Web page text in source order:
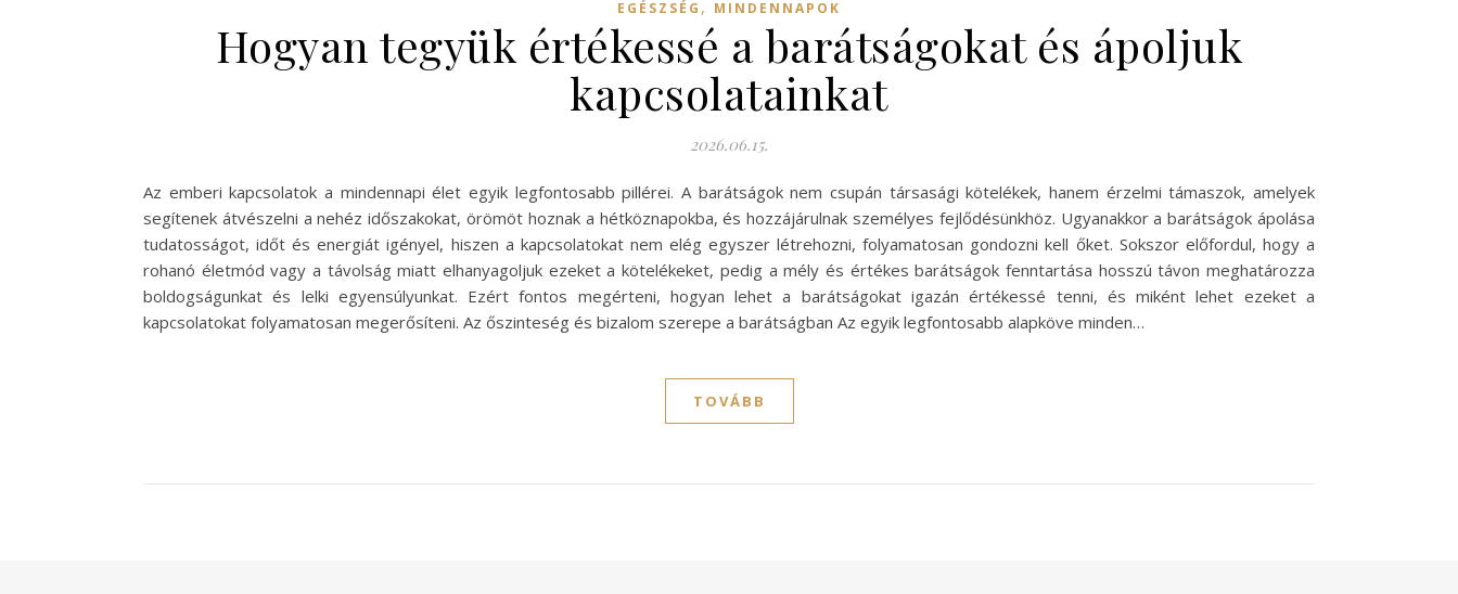
EGÉSZSÉG , MINDENNAPOK
Hogyan tegyük értékessé a barátságokat és ápoljuk
kapcsolatainkat
2026.06.15.
Az emberi kapcsolatok a mindennapi élet egyik legfontosabb pillérei. A barátságok nem csupán társasági kötelékek, hanem érzelmi támaszok, amelyek
segítenek átvészelni a nehéz időszakokat, örömöt hoznak a hétköznapokba, és hozzájárulnak személyes fejlődésünkhöz. Ugyanakkor a barátságok ápolása
tudatosságot, időt és energiát igényel, hiszen a kapcsolatokat nem elég egyszer létrehozni, folyamatosan gondozni kell őket. Sokszor előfordul, hogy a
rohanó életmód vagy a távolság miatt elhanyagoljuk ezeket a kötelékeket, pedig a mély és értékes barátságok fenntartása hosszú távon meghatározza
boldogságunkat és lelki egyensúlyunkat. Ezért fontos megérteni, hogyan lehet a barátságokat igazán értékessé tenni, és miként lehet ezeket a
kapcsolatokat folyamatosan megerősíteni. Az őszinteség és bizalom szerepe a barátságban Az egyik legfontosabb alapköve minden…
TOVÁBB